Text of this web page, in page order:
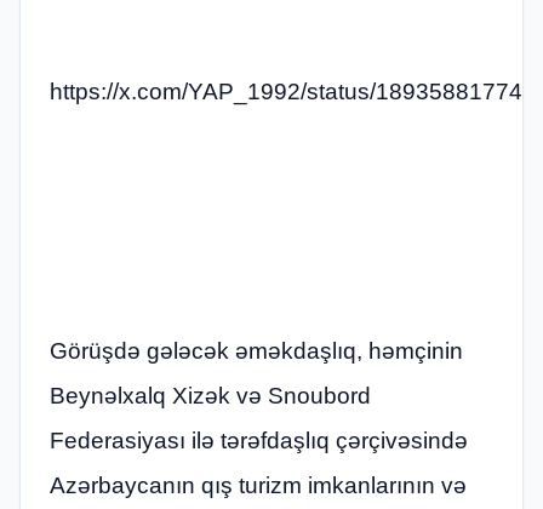
https://x.com/YAP_1992/status/
Görüşdə gələcək əməkdaşlıq, həmçinin
Beynəlxalq Xizək və Snoubord
Federasiyası ilə tərəfdaşlıq çərçivəsində
Azərbaycanın qış turizm imkanlarının və